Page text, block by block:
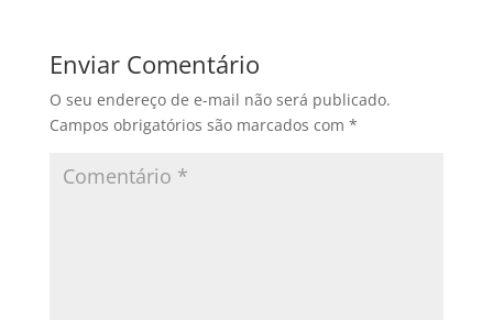
Enviar Comentário
O seu endereço de e-mail não será publicado.
Campos obrigatórios são marcados com *